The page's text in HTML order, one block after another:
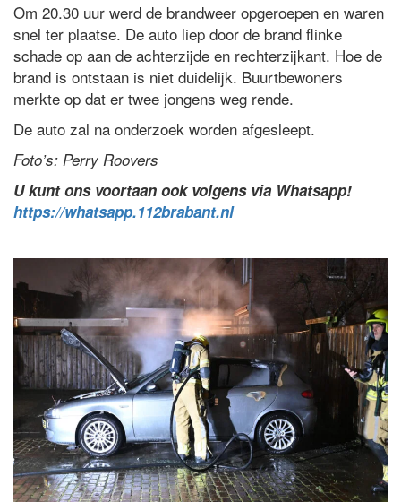
Om 20.30 uur werd de brandweer opgeroepen en waren
snel ter plaatse. De auto liep door de brand flinke
schade op aan de achterzijde en rechterzijkant. Hoe de
brand is ontstaan is niet duidelijk. Buurtbewoners
merkte op dat er twee jongens weg rende.
De auto zal na onderzoek worden afgesleept.
Foto’s: Perry Roovers
U kunt ons voortaan ook volgens via Whatsapp!
https://whatsapp.112brabant.nl